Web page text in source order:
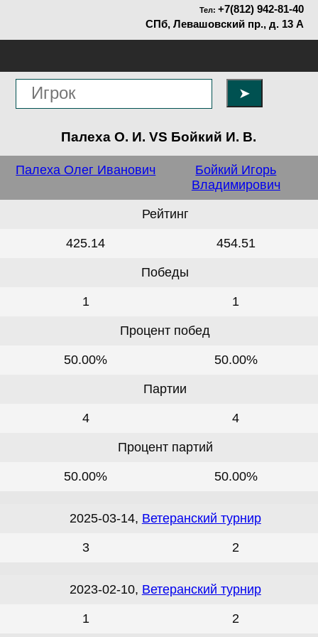
Тел: +7(812) 942-81-40
СПб, Левашовский пр., д. 13 А
➤
Палеха О. И. VS Бойкий И. В.
Палеха Олег Иванович
Бойкий Игорь
Владимирович
Рейтинг
425.14 454.51
Победы
1 1
Процент побед
50.00% 50.00%
Партии
4 4
Процент партий
50.00% 50.00%
2025-03-14, Ветеранский турнир
3 2
2023-02-10, Ветеранский турнир
1 2